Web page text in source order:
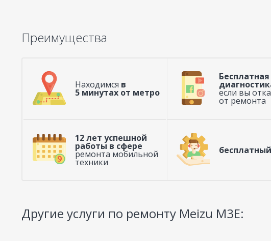
Преимущества
Находимся в
5 минутах от метро
Бесплатная
если вы
от ремонта
12 лет успешной
работы в сфере
ремонта мобильной
техники
Другие услуги по ремонту Meizu M3E: